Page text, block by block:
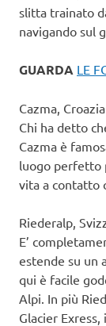
slitta trainato
navigando sul
GUARDA LE
Cazma, Croazia
Chi ha detto
Cazma è
luogo perfetto
vita a contatto
Riederalp,
E’
estende su un
qui è facile
Alpi. In più
Glacier